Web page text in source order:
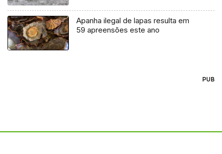
Apanha ilegal de lapas resulta em
59 apreensões este ano
PUB